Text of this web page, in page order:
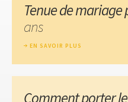
Tenue de mariage
ans
EN SAVOIR PLUS
Comment porter